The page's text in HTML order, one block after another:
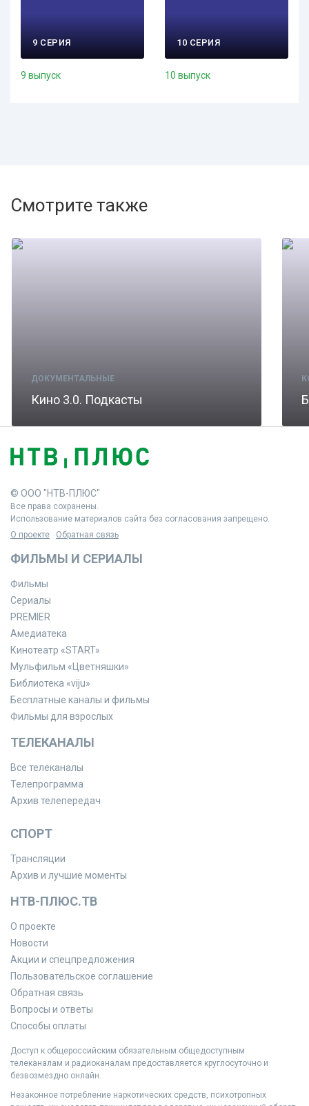
9 СЕРИЯ
9 выпуск
10 СЕРИЯ
10 выпуск
Смотрите также
ДОКУМЕНТАЛЬНЫЕ
Кино 3.0. Подкасты
© ООО "НТВ-ПЛЮС"
Все права сохранены.
Использование материалов сайта без согласования запрещено.
О проекте
Обратная связь
ФИЛЬМЫ И СЕРИАЛЫ
Фильмы
Сериалы
PREMIER
Амедиатека
Кинотеатр «START»
Мульфильм «Цветняшки»
Библиотека «viju»
Бесплатные каналы и фильмы
Фильмы для взрослых
ТЕЛЕКАНАЛЫ
Все телеканалы
Телепрограмма
Архив телепередач
СПОРТ
Трансляции
Архив и лучшие моменты
НТВ-ПЛЮС.ТВ
О проекте
Новости
Акции и спецпредложения
Пользовательское соглашение
Обратная связь
Вопросы и ответы
Способы оплаты
Доступ к общероссийским обязательным общедоступным
телеканалам и радиоканалам предоставляется круглосуточно и
безвозмездно онлайн.
Незаконное потребление наркотических средств, психотропных